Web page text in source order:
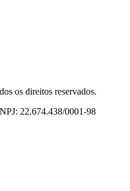
os direitos reservados.
22.674.438/0001-98